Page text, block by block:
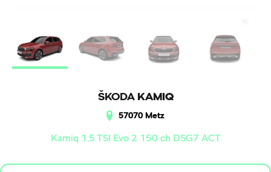
ŠKODA KAMIQ
Kamiq 1.5 TSI Evo 2 150 ch DSG7 ACT
57070 Metz